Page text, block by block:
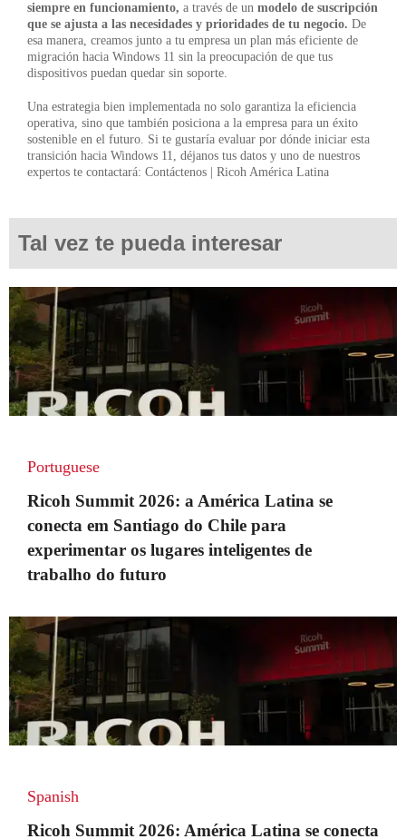
siempre en funcionamiento, a través de un modelo de suscripción
que se ajusta a las necesidades y prioridades de tu negocio. De
esa manera, creamos junto a tu empresa un plan más eficiente de
migración hacia Windows 11 sin la preocupación de que tus
dispositivos puedan quedar sin soporte.
Una estrategia bien implementada no solo garantiza la eficiencia
operativa, sino que también posiciona a la empresa para un éxito
sostenible en el futuro. Si te gustaría evaluar por dónde iniciar esta
transición hacia Windows 11, déjanos tus datos y uno de nuestros
expertos te contactará: Contáctenos | Ricoh América Latina
Tal vez te pueda interesar
Portuguese
Ricoh Summit 2026: a América Latina se
conecta em Santiago do Chile para
experimentar os lugares inteligentes de
trabalho do futuro
Spanish
Ricoh Summit 2026: América Latina se conecta